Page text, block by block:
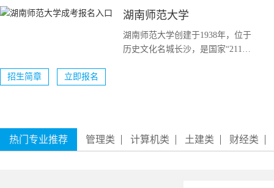
湖南师范大学
湖南师范大学创建于1938年，位于
历史文化名城长沙，是国家“211工
招生简章
立即报名
热门专业推荐 管理类 计算机类 土建类 财经类